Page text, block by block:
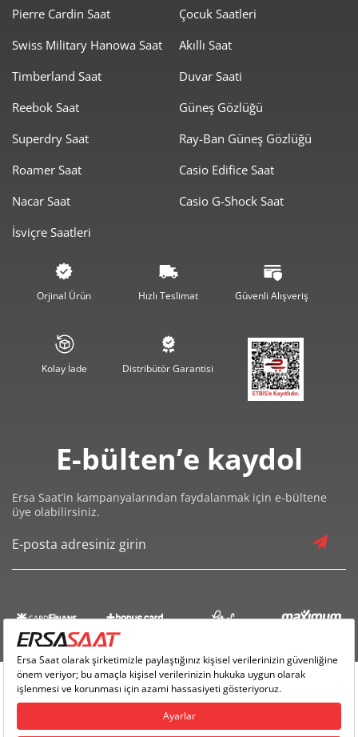
Pierre Cardin Saat
Swiss Military Hanowa Saat
Timberland Saat
Reebok Saat
Superdry Saat
Roamer Saat
Nacar Saat
İsviçre Saatleri
Çocuk Saatleri
Akıllı Saat
Duvar Saati
Güneş Gözlüğü
Ray-Ban Güneş Gözlüğü
Casio Edifice Saat
Casio G-Shock Saat
Orjinal Ürün Hızlı Teslimat Güvenli Alışveriş
Kolay İade Distribütör Garantisi
E-bülten’e kaydol
Ersa Saat’in kampanyalarından faydalanmak için e-bültene
üye olabilirsiniz.